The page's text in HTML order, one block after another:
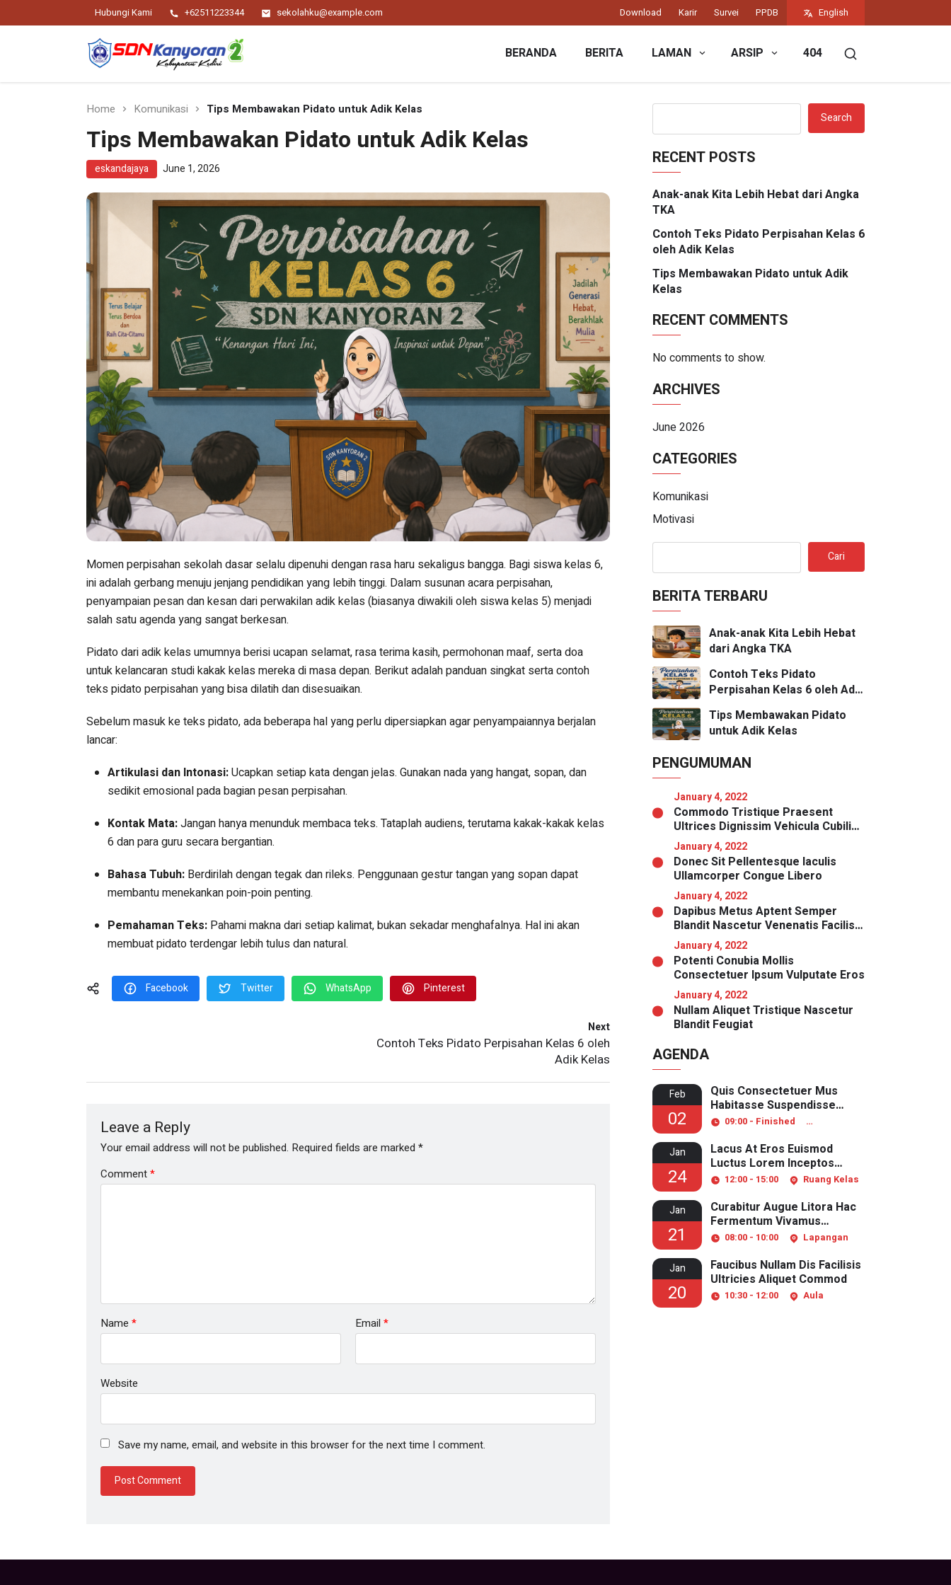
Hubungi Kami +62511223344 sekolahku@example.com Download Karir Survei PPDB English
SDN Kanyoran 2
Kec.Semen Kab.Kediri
Religius Berwawasan Berbudaya
BERANDA BERITA LAMAN ARSIP 404
Home Komunikasi Tips Membawakan Pidato untuk Adik Kelas
Tips Membawakan Pidato untuk Adik Kelas
eskandajaya June 1, 2026
Momen perpisahan sekolah dasar selalu dipenuhi dengan rasa haru sekaligus bangga. Bagi siswa kelas 6,
ini adalah gerbang menuju jenjang pendidikan yang lebih tinggi. Dalam susunan acara perpisahan,
penyampaian pesan dan kesan dari perwakilan adik kelas (biasanya diwakili oleh siswa kelas 5) menjadi
salah satu agenda yang sangat berkesan.
Pidato dari adik kelas umumnya berisi ucapan selamat, rasa terima kasih, permohonan maaf, serta doa
untuk kelancaran studi kakak kelas mereka di masa depan. Berikut adalah panduan singkat serta contoh
teks pidato perpisahan yang bisa dilatih dan disesuaikan.
Sebelum masuk ke teks pidato, ada beberapa hal yang perlu dipersiapkan agar penyampaiannya berjalan
lancar:
Artikulasi dan Intonasi:Ucapkan setiap kata dengan jelas. Gunakan nada yang hangat, sopan, dan
sedikit emosional pada bagian pesan perpisahan.
Kontak Mata:Jangan hanya menunduk membaca teks. Tataplah audiens, terutama kakak-kakak kelas
6 dan para guru secara bergantian.
Bahasa Tubuh: Berdirilah dengan tegak dan rileks. Penggunaan gestur tangan yang sopan dapat
membantu menekankan poin-poin penting.
Pemahaman Teks: Pahami makna dari setiap kalimat, bukan sekadar menghafalnya. Hal ini akan
membuat pidato terdengar lebih tulus dan natural.
Facebook Twitter WhatsApp Pinterest
Next
Contoh Teks Pidato Perpisahan Kelas 6 oleh
Adik Kelas
Leave a Reply
Your email address will not be published. Required fields are marked *
Comment*
Name * Email *
Website
Save my name, email, and website in this browser for the next time I comment.
Search
RECENT POSTS
Anak-anak Kita Lebih Hebat dari Angka
TKA
Contoh Teks Pidato Perpisahan Kelas 6
oleh Adik Kelas
Tips Membawakan Pidato untuk Adik
Kelas
RECENT COMMENTS
No comments to show.
ARCHIVES
June 2026
CATEGORIES
Komunikasi
Motivasi
Cari
BERITA TERBARU
Anak-anak Kita Lebih Hebat
dari Angka TKA
Contoh Teks Pidato
Perpisahan Kelas 6 oleh Adik
Tips Membawakan Pidato
untuk Adik Kelas
PENGUMUMAN
January 4, 2022
Commodo Tristique Praesent
Ultrices Dignissim Vehicula Cubilia
Magna
January 4, 2022
Donec Sit Pellentesque Iaculis
Ullamcorper Congue Libero
January 4, 2022
Dapibus Metus Aptent Semper
Blandit Nascetur Venenatis Facilisis
Malesuada Nibh
January 4, 2022
Potenti Conubia Mollis
Consectetuer Ipsum Vulputate Eros
January 4, 2022
Nullam Aliquet Tristique Nascetur
Blandit Feugiat
AGENDA
Feb
02
Quis Consectetuer Mus
Habitasse Suspendisse
Pulvinar
09:00 - Finished
Jan
24
Lacus At Eros Euismod
Luctus Lorem Inceptos
Aliquet
12:00 - 15:00 Ruang Kelas
Jan
21
Curabitur Augue Litora Hac
Fermentum Vivamus
Senectus
08:00 - 10:00 Lapangan
Jan
20
Faucibus Nullam Dis Facilisis
Ultricies Aliquet Commod
10:30 - 12:00 Aula